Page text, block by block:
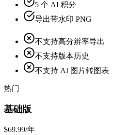
5 个 AI 积分
导出带水印 PNG
不支持高分辨率导出
不支持版本历史
不支持 AI 图片转图表
热门
基础版
$69.99/年